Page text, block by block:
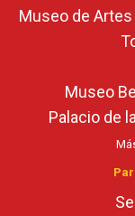
Museo de
Museo
Palacio de